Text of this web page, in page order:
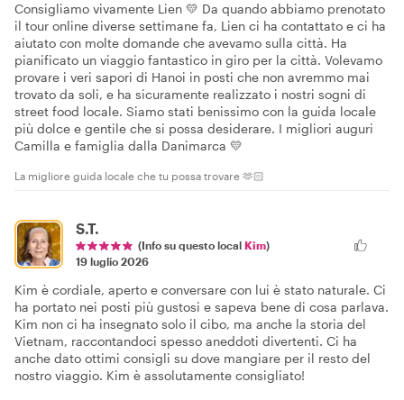
Consigliamo vivamente Lien 💛 Da quando abbiamo prenotato
il tour online diverse settimane fa, Lien ci ha contattato e ci ha
aiutato con molte domande che avevamo sulla città. Ha
pianificato un viaggio fantastico in giro per la città. Volevamo
provare i veri sapori di Hanoi in posti che non avremmo mai
trovato da soli, e ha sicuramente realizzato i nostri sogni di
street food locale. Siamo stati benissimo con la guida locale
più dolce e gentile che si possa desiderare. I migliori auguri
Camilla e famiglia dalla Danimarca 💛
La migliore guida locale che tu possa trovare 🫶🏻
S.T.
(Info su questo local Kim)
19 luglio 2026
Kim è cordiale, aperto e conversare con lui è stato naturale. Ci
ha portato nei posti più gustosi e sapeva bene di cosa parlava.
Kim non ci ha insegnato solo il cibo, ma anche la storia del
Vietnam, raccontandoci spesso aneddoti divertenti. Ci ha
anche dato ottimi consigli su dove mangiare per il resto del
nostro viaggio. Kim è assolutamente consigliato!